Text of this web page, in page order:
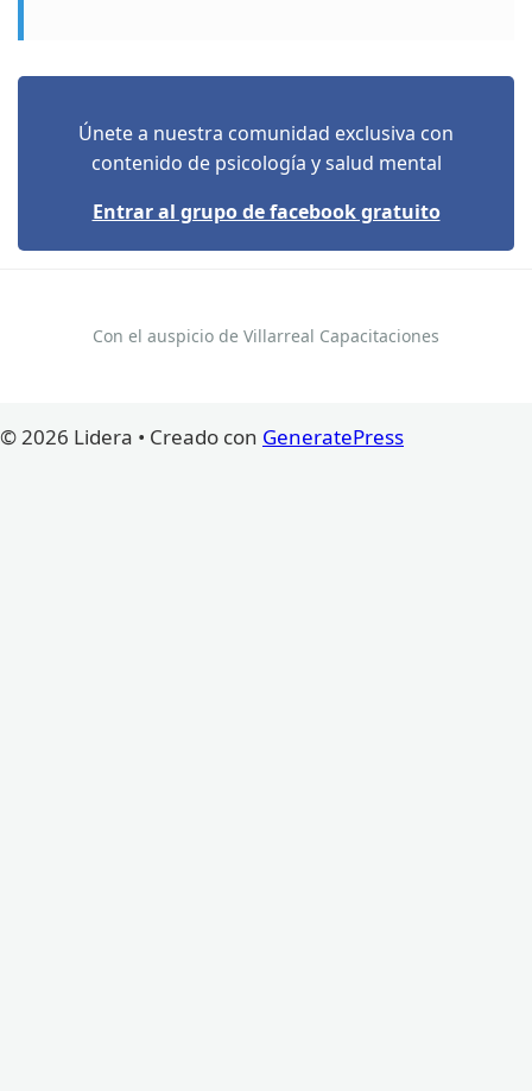
Únete a nuestra comunidad exclusiva con
contenido de psicología y salud mental
Entrar al grupo de facebook gratuito
Con el auspicio de Villarreal Capacitaciones
© 2026 Lidera • Creado con GeneratePress